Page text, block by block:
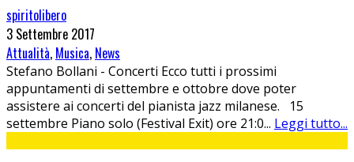
spiritolibero
3 Settembre 2017
Attualità, Musica, News
Stefano Bollani - Concerti Ecco tutti i prossimi
appuntamenti di settembre e ottobre dove poter
assistere ai concerti del pianista jazz milanese. 15
settembre Piano solo (Festival Exit) ore 21:0... Leggi tutto...